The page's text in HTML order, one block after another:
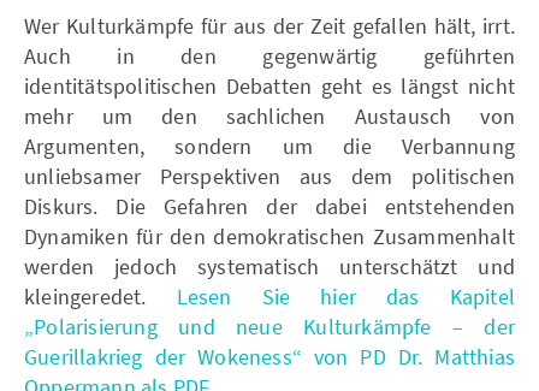
Wer Kulturkämpfe für aus der Zeit gefallen hält, irrt.
Auch in den gegenwärtig geführten
identitätspolitischen Debatten geht es längst nicht
mehr um den sachlichen Austausch von
Argumenten, sondern um die Verbannung
unliebsamer Perspektiven aus dem politischen
Diskurs. Die Gefahren der dabei entstehenden
Dynamiken für den demokratischen Zusammenhalt
werden jedoch systematisch unterschätzt und
kleingeredet. Lesen Sie hier das Kapitel
„Polarisierung und neue Kulturkämpfe – der
Guerillakrieg der Wokeness“ von PD Dr. Matthias